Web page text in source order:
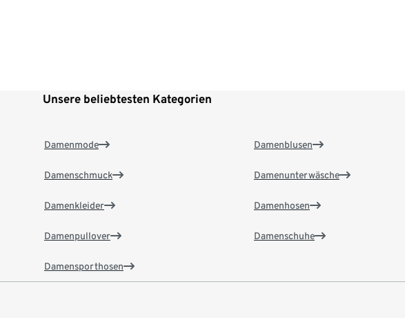
Unsere beliebtesten Kategorien
Damenmode
Damenschmuck
Damenkleider
Damenpullover
Damensporthosen
Damenblusen
Damenunterwäsche
Damenhosen
Damenschuhe